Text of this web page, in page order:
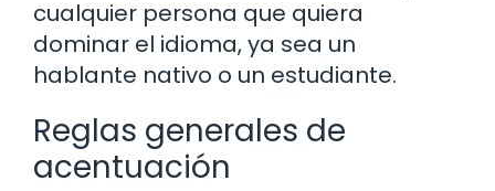
cualquier persona que quiera
dominar el idioma, ya sea un
hablante nativo o un estudiante.
Reglas generales de
acentuación